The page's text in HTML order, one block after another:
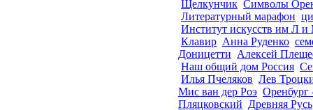
Щелкунчик Символы
Литературный марафон
Институт искусств им Л
Клавир Анна Руденко
Доницетти Алексей
Наш общий дом Россия
Илья Пчеляков Лев
Мис ван дер Роэ Оренбург
Пляцковский Древняя Русь